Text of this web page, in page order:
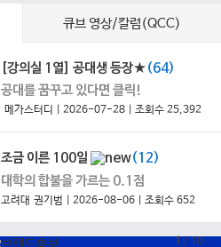
큐브 영상/칼럼(QCC)
[강의실 1열] 공대생 등장★(64)
공대를 꿈꾸고 있다면 클릭!
메가스터디 | 2026-07-28 | 조회수 25,392
조금 이른 100일
(12)
대학의 합불을 가르는 0.1점
고려대 권기범 | 2026-08-06 | 조회수 652
1 / 10